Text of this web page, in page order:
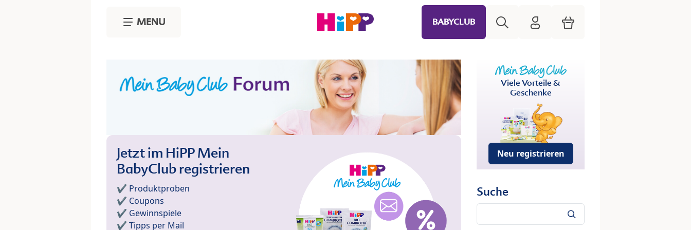
MENU BABYCLUB HiPP Mein Babyclub
Warenkorb
Jetzt im HiPP Mein
BabyClub registrieren
✔️ Produktproben
✔️ Coupons
✔️ Gewinnspiele
✔️ Tipps per Mail
Viele Vorteile &
Geschenke
Neu registrieren
Suche